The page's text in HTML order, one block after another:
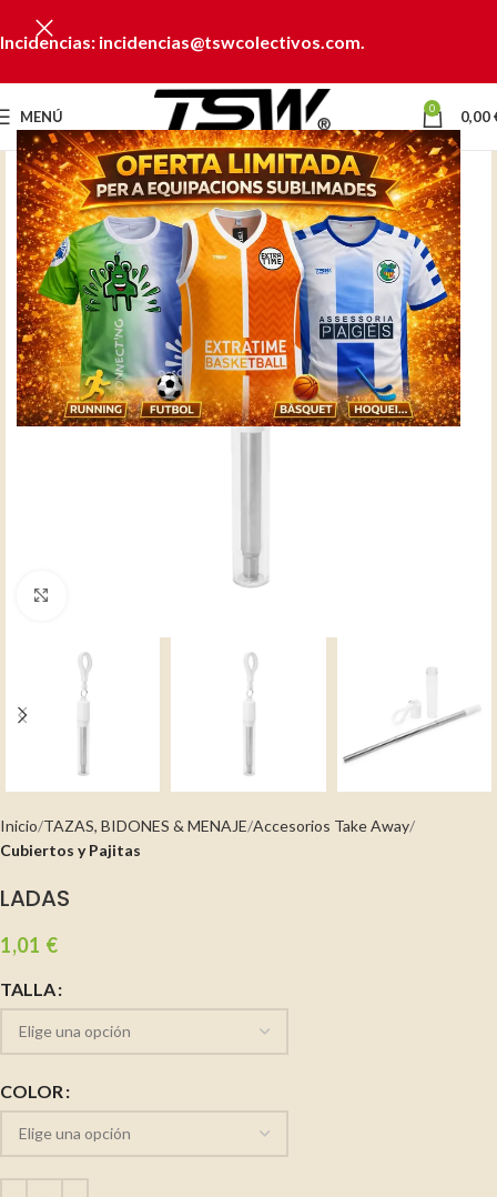
Incidencias: incidencias@tswcolectivos.com.
MENÚ 0 0,00
Inicio TAZAS, BIDONES & MENAJE Accesorios Take Away
Cubiertos y Pajitas
LADAS
1,01 €
TALLA
COLOR